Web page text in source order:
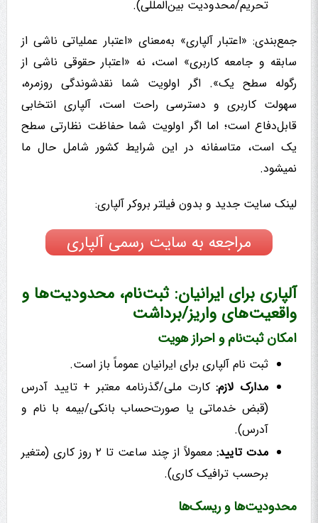
تحریم/محدودیت بین‌المللی).
جمع‌بندی: «اعتبار آلپاری» به‌معنای «اعتبار عملیاتی ناشی از
سابقه و جامعه کاربری» است، نه «اعتبار حقوقی ناشی از
رگوله سطح یک». اگر اولویت شما نقدشوندگی روزمره،
سهولت کاربری و دسترسی راحت است، آلپاری انتخابی
قابل‌دفاع است؛ اما اگر اولویت شما حفاظت نظارتی سطح
یک است، متاسفانه در این شرایط کشور شامل حال ما
نمیشود.
لینک سایت جدید و بدون فیلتر بروکر آلپاری:
مراجعه به سایت رسمی آلپاری
آلپاری برای ایرانیان: ثبت‌نام، محدودیت‌ها و
واقعیت‌های واریز/برداشت
امکان ثبت‌نام و احراز هویت
ثبت نام آلپاری برای ایرانیان عموماً باز است.
مدارک لازم:کارت ملی/گذرنامه معتبر + تایید آدرس
(قبض خدماتی یا صورت‌حساب بانکی/بیمه با نام و
آدرس).
مدت تایید:
معمولاً از چند ساعت تا ۲ روز کاری (متغیر
برحسب ترافیک کاری).
محدودیت‌ها و ریسک‌ها